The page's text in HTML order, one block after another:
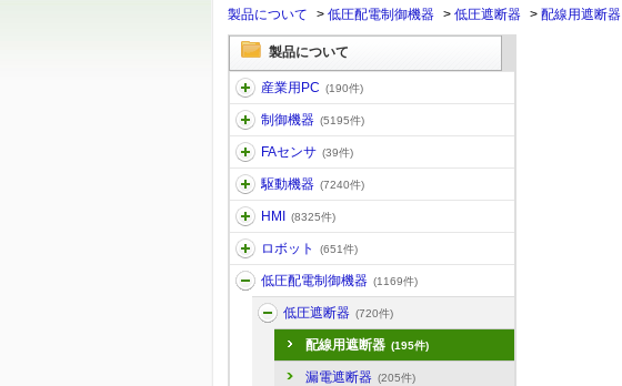
製品について > 低圧配電制御機器 > 低圧遮断器 > 配線用遮断器
製品について
産業用PC (190件)
制御機器 (5195件)
FAセンサ (39件)
駆動機器 (7240件)
HMI (8325件)
ロボット (651件)
低圧配電制御機器 (1169件)
低圧遮断器 (720件)
配線用遮断器 (195件)
漏電遮断器 (205件)